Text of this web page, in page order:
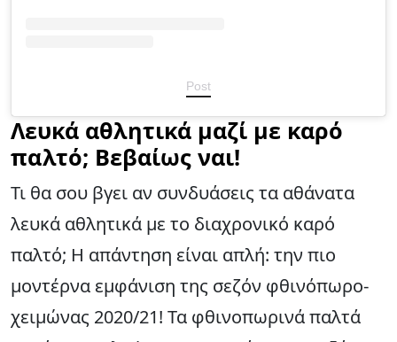
Post
Λευκά αθλητικά μαζί με καρό
παλτό; Βεβαίως ναι!
Τι θα σου βγει αν συνδυάσεις τα αθάνατα
λευκά αθλητικά με το διαχρονικό καρό
παλτό; Η απάντηση είναι απλή: την πιο
μοντέρνα εμφάνιση της σεζόν φθινόπωρο-
χειμώνας 2020/21! Τα φθινοπωρινά παλτά